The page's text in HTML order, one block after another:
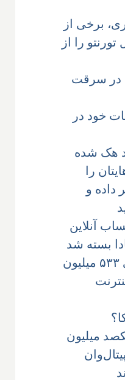
برخی از
را از
در سرقت
خود در
پسورد هک شده
را
داده و
آنلاین
بسته شد
یک هکر اطلاعات شخصی ۵۳۳ میلیون
میلیون